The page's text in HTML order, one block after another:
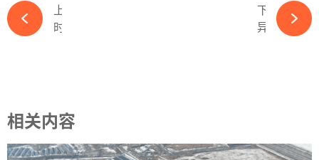
下一篇
异动！光伏板块集体拉升，多股涨停-365wm完美体育官网
相关内容